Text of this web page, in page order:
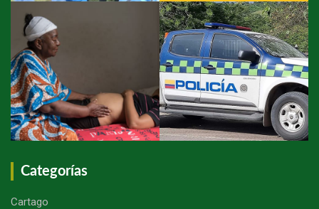
Categorías
Cartago